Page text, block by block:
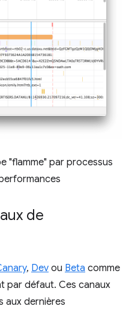
"flamme" par processus
de
, Dev ou Beta comme
par défaut. Ces canaux
aux dernières